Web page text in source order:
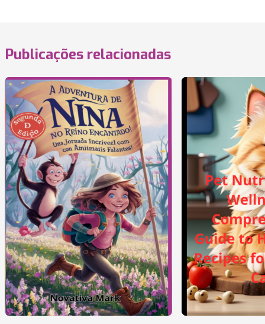
Publicações relacionadas